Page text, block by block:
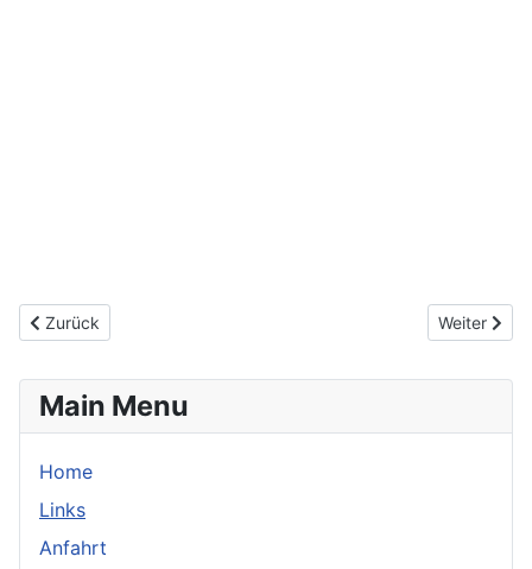
Main Menu
Home
Links
Anfahrt
Vorheriger Beitrag: Anfahrt
Zurück Nächster
Weiter